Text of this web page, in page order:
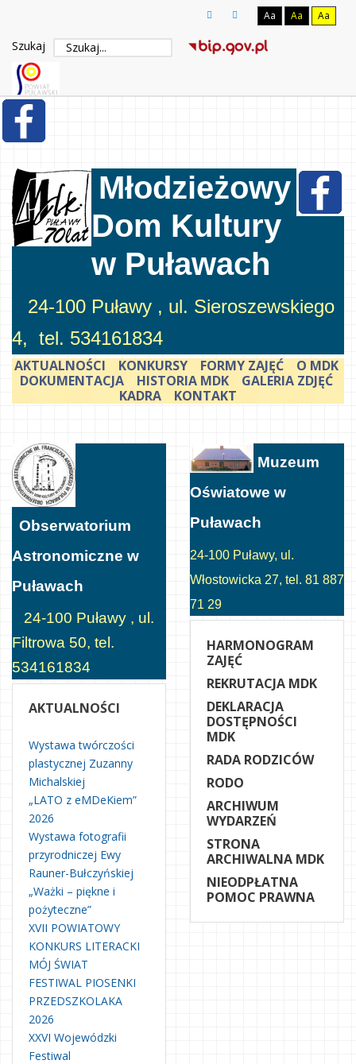
Aa Aa Aa
Szukaj
Młodzieżowy
Dom Kultury
w Puławach
24-100 Puławy , ul. Sieroszewskiego
4, tel. 534161834
AKTUALNOŚCI KONKURSY FORMY ZAJĘĆ
O MDK
DOKUMENTACJA
HISTORIA MDK
GALERIA ZDJĘĆ
KADRA
KONTAKT
Obserwatorium
Astronomiczne w
Puławach
24-100 Puławy , ul.
Filtrowa 50, tel.
534161834
AKTUALNOŚCI
Wystawa twórczości
plastycznej Zuzanny
Michalskiej
„LATO z eMDeKiem”
2026
Wystawa fotografii
przyrodniczej Ewy
Rauner-Bułczyńskiej
„Ważki – piękne i
pożyteczne”
XVII POWIATOWY
KONKURS LITERACKI
MÓJ ŚWIAT
FESTIWAL PIOSENKI
PRZEDSZKOLAKA
2026
XXVI Wojewódzki
Festiwal
Muzeum
Oświatowe w
Puławach
24-100 Puławy, ul.
Włostowicka 27, tel. 81 887
71 29
HARMONOGRAM
ZAJĘĆ
REKRUTACJA MDK
DEKLARACJA
DOSTĘPNOŚCI
MDK
RADA RODZICÓW
RODO
ARCHIWUM
WYDARZEŃ
STRONA
ARCHIWALNA MDK
NIEODPŁATNA
POMOC PRAWNA